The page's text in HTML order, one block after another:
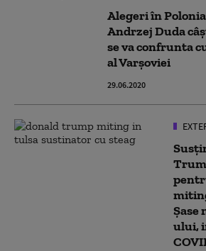
Alegeri în
Andrzej Duda
se va confrunta
al Varşoviei
29.06.2020
Șase
ului,